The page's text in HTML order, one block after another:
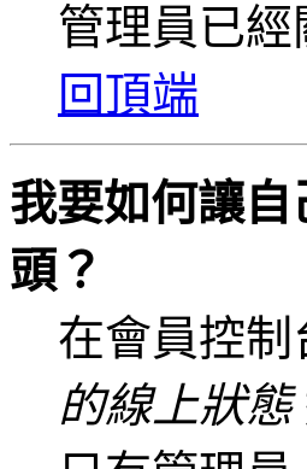
管理員已
回頂端
我要如何讓
頭？
在會員控
的線上狀態